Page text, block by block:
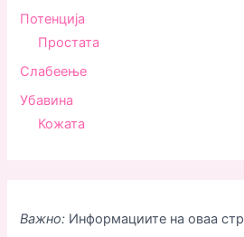
Потенција
Простата
Слабеење
Убавина
Кожата
Важно: Информациите на оваа